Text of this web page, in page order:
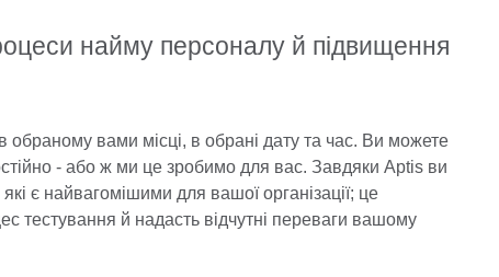
найму персоналу й підвищення
вами місці, в обрані дату та час. Ви можете
- або ж ми це зробимо для вас. Завдяки Aptis ви
є найвагомішими для вашої організації; це
тестування й надасть відчутні переваги вашому